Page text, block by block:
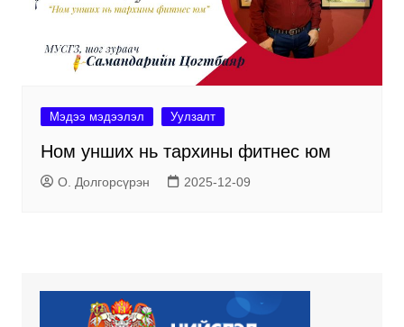
Мэдээ мэдээлэл Уулзалт
Ном унших нь тархины фитнес юм
О. Долгорсүрэн 2025-12-09